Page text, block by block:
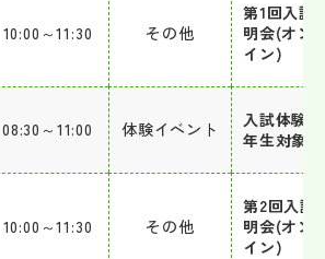
10:00～11:30 その他
第1回入試
明会(オン
イン)
08:30～11:00 体験イベント
入試体験
年生対象)
10:00～11:30 その他
第2回入試
明会(オン
イン)